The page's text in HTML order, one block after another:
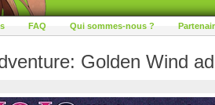
FAQ Qui sommes-nous ?
Golden Wind